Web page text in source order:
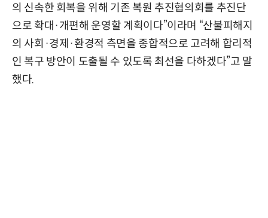
의 신속한 회복을 위해 기존 복원 추진협의회를 추진단
으로 확대·개편해 운영할 계획이다”이라며 “산불피해지
의 사회·경제·환경적 측면을 종합적으로 고려해 합리적
인 복구 방안이 도출될 수 있도록 최선을 다하겠다”고 말
했다.